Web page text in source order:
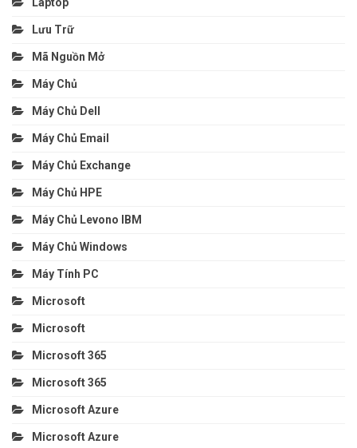
Lưu Trữ
Mã Nguồn Mở
Máy Chủ
Máy Chủ Dell
Máy Chủ Email
Máy Chủ Exchange
Máy Chủ HPE
Máy Chủ Levono IBM
Máy Chủ Windows
Máy Tính PC
Microsoft
Microsoft
Microsoft 365
Microsoft 365
Microsoft Azure
Microsoft Azure